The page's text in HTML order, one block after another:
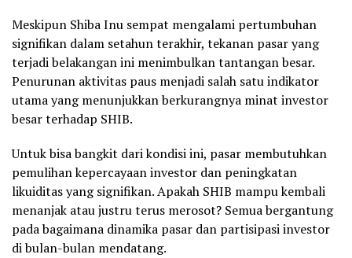
Meskipun Shiba Inu sempat mengalami pertumbuhan
signifikan dalam setahun terakhir, tekanan pasar yang
terjadi belakangan ini menimbulkan tantangan besar.
Penurunan aktivitas paus menjadi salah satu indikator
utama yang menunjukkan berkurangnya minat investor
besar terhadap SHIB.
Untuk bisa bangkit dari kondisi ini, pasar membutuhkan
pemulihan kepercayaan investor dan peningkatan
likuiditas yang signifikan. Apakah SHIB mampu kembali
menanjak atau justru terus merosot? Semua bergantung
pada bagaimana dinamika pasar dan partisipasi investor
di bulan-bulan mendatang.